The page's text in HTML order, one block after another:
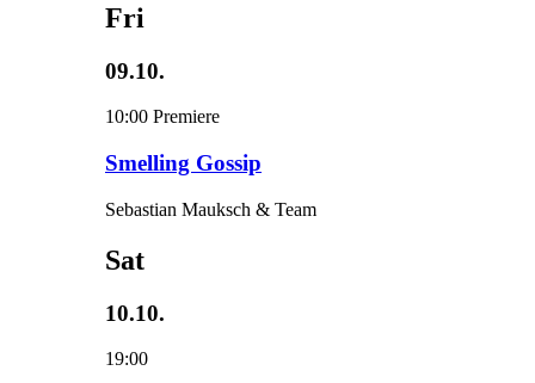
Fri
09.10.
10:00 Premiere
Smelling Gossip
Sebastian Mauksch & Team
Sat
10.10.
19:00